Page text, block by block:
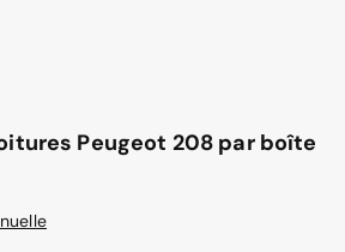
Peugeot 208 par boîte